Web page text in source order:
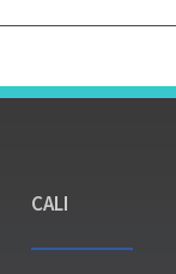
CALI